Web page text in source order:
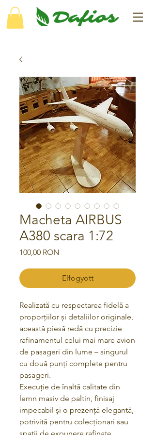
Macheta AIRBUS
A380 scara 1:72
100,00 RON
Elfogyott
Realizată cu respectarea fidelă a
proporțiilor și detaliilor originale,
această piesă redă cu precizie
rafinamentul celui mai mare avion
de pasageri din lume – singurul
cu două punți complete pentru
pasageri.
Execuție de înaltă calitate din
lemn masiv de paltin, finisaj
impecabil și o prezență elegantă,
potrivită pentru colecționari sau